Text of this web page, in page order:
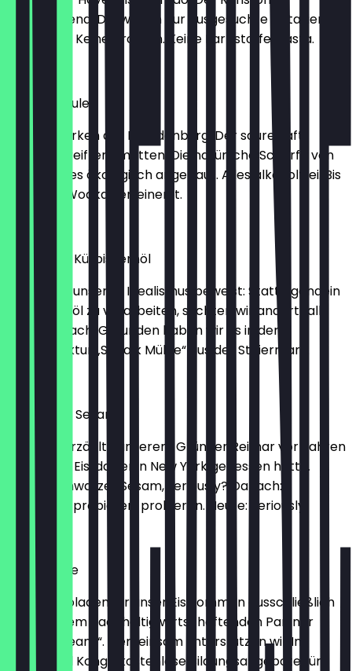
entscheidend. Deswegen nur ausgesuchte Pistazien
aus Sizilien. Keine Aromen. Keine Farbstoffe. Basta.
Moscow Mule
Frische Gurken aus Brandenburg. Der saure Saft
sonnengereifter Limetten. Die natürliche Schärfe von
Ingwer. Alles ökologisch angebaut. Alles alkoholfrei. Bis
du es mit Wodka verfeinerst.
Vanille mit Kürbiskernöl
Ein Eis, das unseren Idealismus beweist: Statt irgendein
Kürbiskernöl zu verarbeiten, suchten wir anderthalb
Jahre danach. Gefunden haben wir es in der
Ölmanufaktur „Schalk Mühle“ aus der Steiermark.
Schwarzer Sesam
DJ Dixon erzählte unserem Gründer Reimar vor Jahren
von einem Eis, das er in New York gegessen hatte.
Zuerst: Schwarzer Sesam, seriously? Danach:
Probieren, probieren, probieren. Heute: Seriously!
Schokolade
Die Schokoladen für unser Eis kommen ausschließlich
von unserem nachhaltig wirtschaftenden Partner
„original beans“. Gemeinsam unterstützen wir Im
Anbauland Kongo kostenlose Bildungsangebote für